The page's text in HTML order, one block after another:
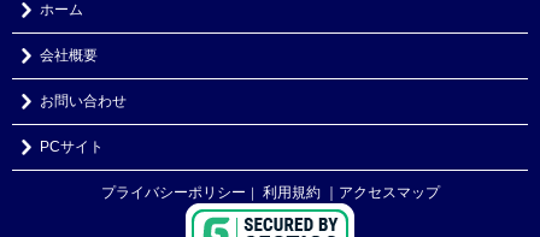
ホーム
会社概要
お問い合わせ
PCサイト
プライバシーポリシー 利用規約 ｜アクセスマップ